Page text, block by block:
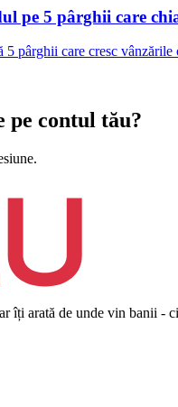
pe 5 pârghii care
pârghii care cresc
pe contul tău?
îți arată de unde vin banii